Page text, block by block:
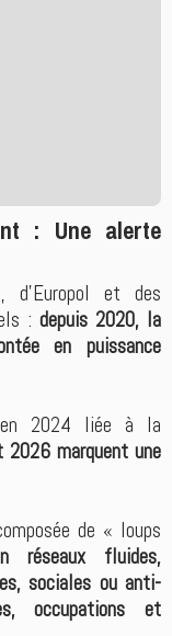
: Une alerte
d’Europol et des
: depuis 2020, la
en puissance
en 2024 liée à la
2026 marquent une
de « loups
réseaux fluides,
sociales ou anti-
occupations et